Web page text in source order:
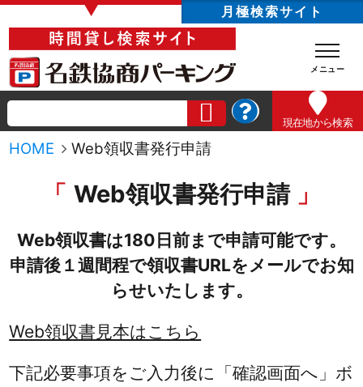
▼ 月極検索サイト
現在地から検索
HOME Web領収書発行申請
Web領収書発行申請
Web領収書は180日前まで申請可能です。
申請後１週間程で領収書URLをメールでお知
らせいたします。
Web領収書見本はこちら
下記必要事項をご入力後に「確認画面へ」ボ